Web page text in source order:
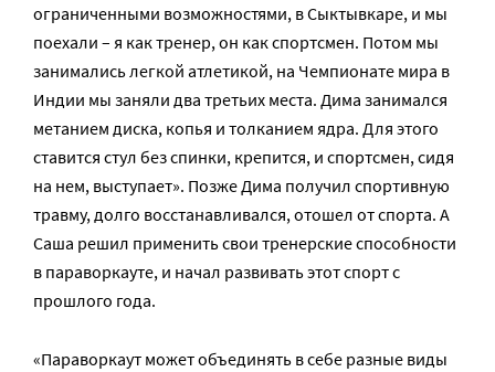
ограниченными возможностями, в Сыктывкаре, и мы
поехали – я как тренер, он как спортсмен. Потом мы
занимались легкой атлетикой, на Чемпионате мира в
Индии мы заняли два третьих места. Дима занимался
метанием диска, копья и толканием ядра. Для этого
ставится стул без спинки, крепится, и спортсмен, сидя
на нем, выступает». Позже Дима получил спортивную
травму, долго восстанавливался, отошел от спорта. А
Саша решил применить свои тренерские способности
в параворкауте, и начал развивать этот спорт с
прошлого года.
«Параворкаут может объединять в себе разные виды